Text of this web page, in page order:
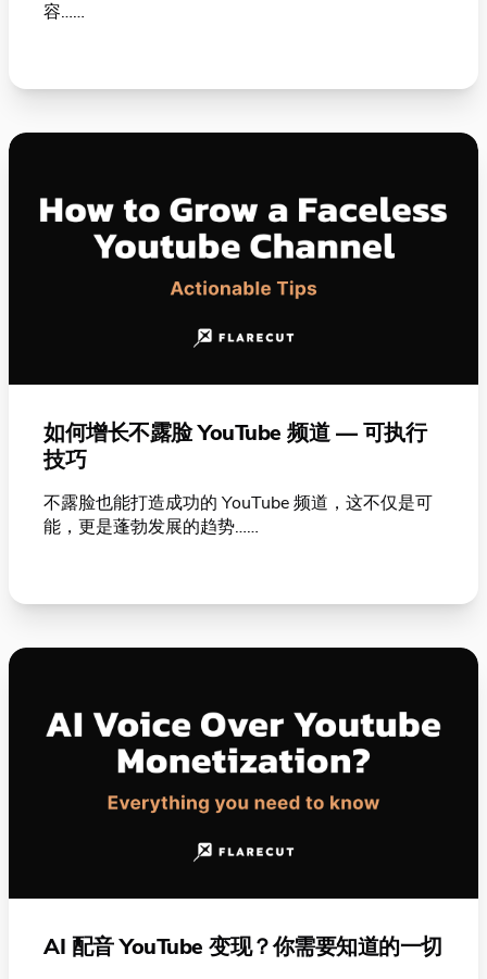
容……
如何增长不露脸 YouTube 频道 — 可执行
技巧
不露脸也能打造成功的 YouTube 频道，这不仅是可
能，更是蓬勃发展的趋势……
AI 配音 YouTube 变现？你需要知道的一切